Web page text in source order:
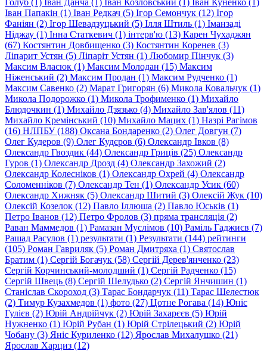
Іван Папакін (1) Іван Редкач (5) Ігор Семончук (12) Ігор
Фаніян (2) Ігор Шевадзуцький (5) Ілля Штиль (1) Іманзаді
Нiджау (1) Інна Статкевич (1) інтерв'ю (13) Карен Чухаджян
(67) Костянтин Довбищенко (3) Костянтин Коренев (3)
Ліпарит Устян (5) Ліпаріт Устян (1) Любомир Пінчук (3)
Максим Власюк (1) Максим Молодан (15) Максим
Ніженський (2) Максим Продан (1) Максим Рудченко (1)
Максим Савенко (2) Марат Григорян (6) Микола Ковальчук (1)
Микола Подорожко (1) Микола Трофименко (1) Михайло
Блюдочкин (1) Михайло Дзязько (4) Михайло Зав'ялов (11)
Михайло Кремiнський (10) Михайло Мацих (1) Назрі Рагімов
(16) НЛПБУ (188) Оксана Бондаренко (2) Олег Довгун (7)
Олег Кудеров (9) Олег Кудєров (6) Олександр Iвков (8)
Олександр Гвоздик (44) Олександр Гриців (25) Олександр
Гуров (1) Олександр Дрозд (4) Олександр Захожий (2)
Олександр Колесніков (1) Олександр Охрей (4) Олександр
Соломенніков (7) Олександр Тен (1) Олександр Усик (60)
Олександр Хижняк (5) Олександр Шитий (3) Олексій Жук (10)
Олексій Козелок (12) Павло Іллюша (2) Павло Юськів (1)
Петро Іванов (12) Петро Фролов (3) пряма трансляція (2)
Раван Маммедов (1) Рамазан Муслiмов (10) Раміль Гаджиєв (7)
Рашад Расулов (1) результати (1) Результати (144) рейтинги
(105) Роман Гавриляк (5) Роман Дмитряха (1) Святослав
Братим (1) Сергій Богачук (58) Сергій Дерев'янченко (23)
Сергій Корчинський-молодший (1) Сергій Радченко (15)
Сергій Швець (8) Сергій Шелудько (2) Сергій Янчишин (1)
Станіслав Скороход (3) Тарас Бондарчук (11) Тарас Шелестюк
(2) Тимур Кузахмедов (1) фото (27) Цотне Рогава (14) Юнiс
Гулієв (2) Юрій Андрійчук (2) Юрій Захарєєв (5) Юрій
Нужненко (1) Юрій Рубан (1) Юрій Стрілецький (2) Юрій
Чобану (3) Янiс Куриленко (12) Ярослав Михалушко (21)
Ярослав Харциз (12)